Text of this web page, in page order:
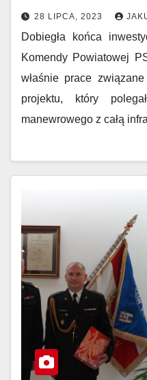
28 LIPCA, 2023
Dobiegła końca
Komendy Powiatowej
właśnie prace
projektu, który
manewrowego z całą